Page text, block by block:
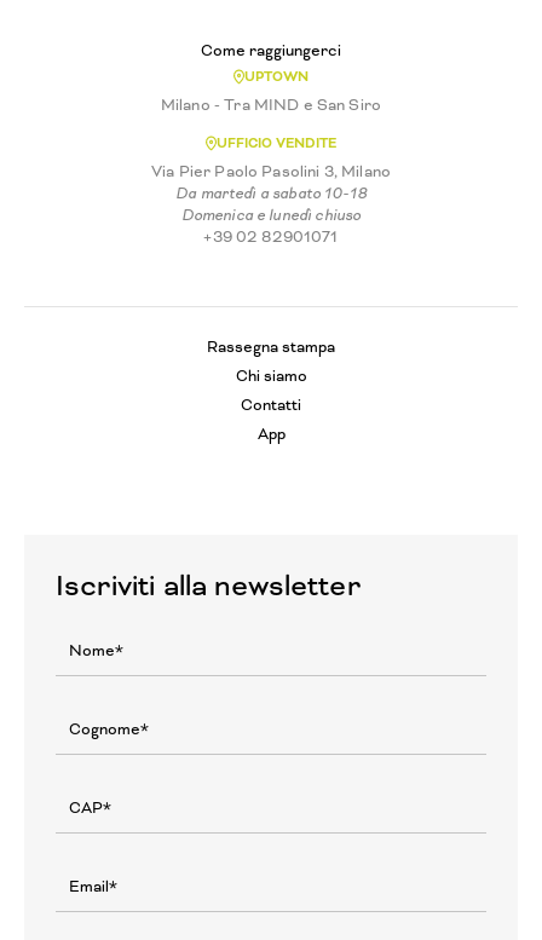
Come raggiungerci
UPTOWN
Milano - Tra MIND e San Siro
UFFICIO VENDITE
Via Pier Paolo Pasolini 3, Milano
Da martedì a sabato 10-18
Domenica e lunedì chiuso
+39 02 82901071
Rassegna stampa
Chi siamo
Contatti
App
Iscriviti alla newsletter